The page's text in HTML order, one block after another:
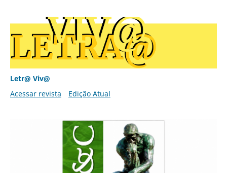
Letr@ Viv@
Acessar revista
Edição Atual